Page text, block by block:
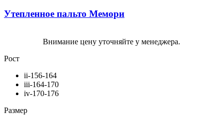
Утепленное пальто Мемори
Внимание цену уточняйте у менеджера.
Рост
ii-156-164
iii-164-170
iv-170-176
Размер